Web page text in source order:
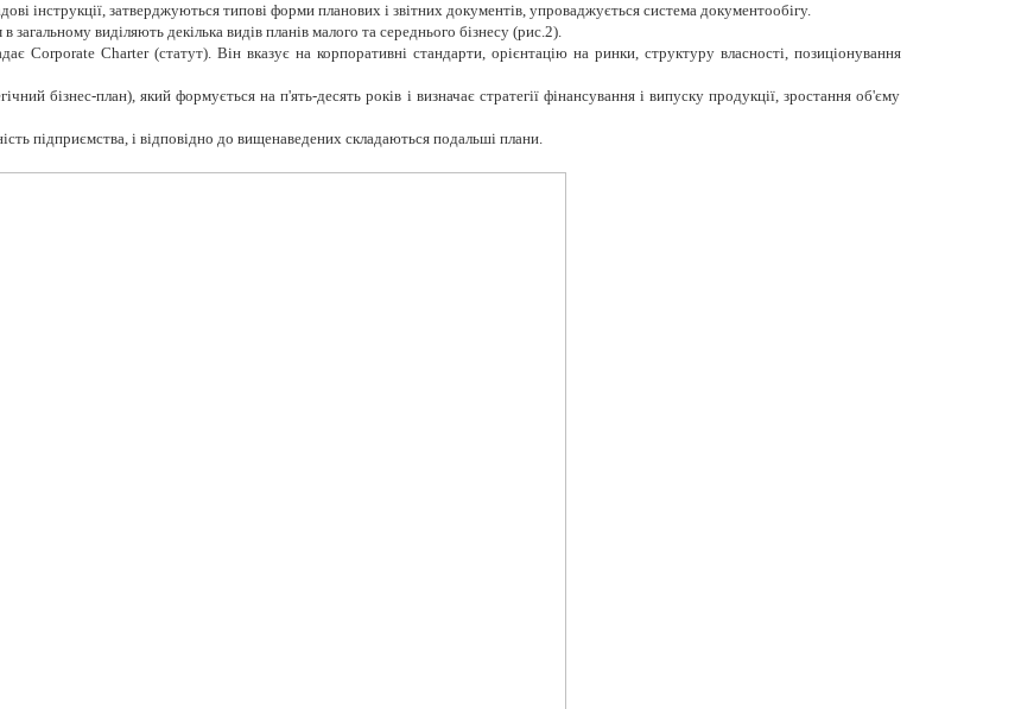
інструкції, затверджуються типові форми планових і звітних документів, упроваджується система документообігу.
виділяють декілька видів планів малого та середнього бізнесу (рис.2).
Corporate Charter (статут). Він вказує на корпоративні стандарти, орієнтацію на ринки, структуру власності, позиціонування
бізнес-план), який формується на п'ять-десять років і визначає стратегії фінансування і випуску продукції, зростання об'єму
підприємства, і відповідно до вищенаведених складаються подальші плани.